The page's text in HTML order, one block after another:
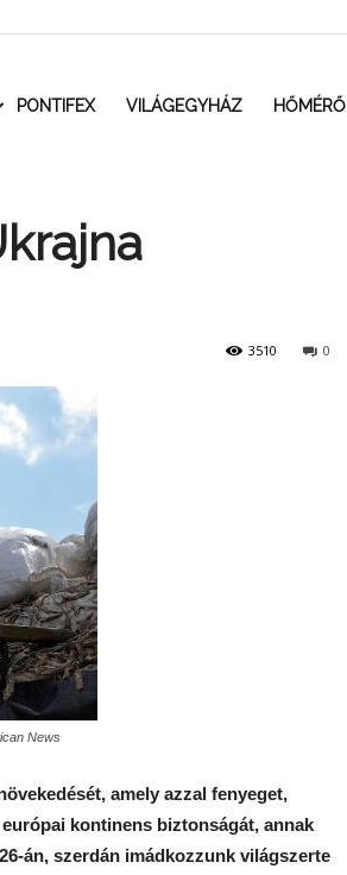
PONTIFEX VILÁGEGYHÁZ HŐMÉRŐ
0
3510
News
amely azzal fenyeget,
kontinens biztonságát, annak
án, szerdán imádkozzunk világszerte